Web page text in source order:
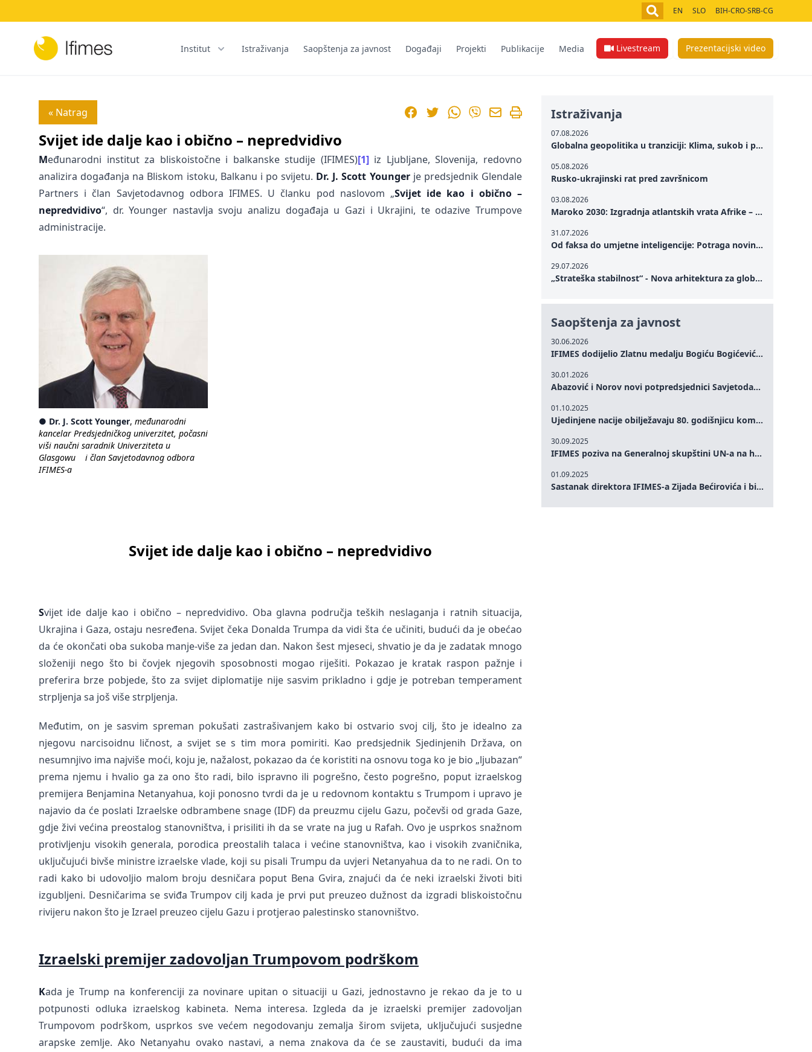
EN SLO BIH-CRO-SRB-CG
Institut Istraživanja Saopštenja za javnost Događaji Projekti Publikacije Media Livestream Prezentacijski video
« Natrag FacebookTwitterWhatsApp
Viber
Svijet ide dalje kao i obično – nepredvidivo
Međunarodni institut za bliskoistočne i balkanske studije (IFIMES)[1]iz Ljubljane, Slovenija, redovno
analizira događanja na Bliskom istoku, Balkanu i po svijetu. Dr. J. Scott Youngerje predsjednik Glendale
Partners i član Savjetodavnog odbora IFIMES. U članku pod naslovom „Svijet ide kao i obično –
nepredvidivo“, dr. Younger nastavlja svoju analizu događaja u Gazi i Ukrajini, te odazive Trumpove
administracije.
● Dr. J. Scott Younger, međunarodni
kancelar Predsjedničkog univerzitet, počasni
viši naučni saradnik Univerziteta u
Glasgowu i član Savjetodavnog odbora
IFIMES-a
Svijet ide dalje kao i obično – nepredvidivo
Svijet ide dalje kao i obično – nepredvidivo. Oba glavna područja teških neslaganja i ratnih situacija,
Ukrajina i Gaza, ostaju nesređena. Svijet čeka Donalda Trumpa da vidi šta će učiniti, budući da je obećao
da će okončati oba sukoba manje-više za jedan dan. Nakon šest mjeseci, shvatio je da je zadatak mnogo
složeniji nego što bi čovjek njegovih sposobnosti mogao riješiti. Pokazao je kratak raspon pažnje i
preferira brze pobjede, što za svijet diplomatije nije sasvim prikladno i gdje je potreban temperament
strpljenja sa još više strpljenja.
Međutim, on je sasvim spreman pokušati zastrašivanjem kako bi ostvario svoj cilj, što je idealno za
njegovu narcisoidnu ličnost, a svijet se s tim mora pomiriti. Kao predsjednik Sjedinjenih Država, on
nesumnjivo ima najviše moći, koju je, nažalost, pokazao da će koristiti na osnovu toga ko je bio „ljubazan“
prema njemu i hvalio ga za ono što radi, bilo ispravno ili pogrešno, često pogrešno, poput izraelskog
premijera Benjamina Netanyahua, koji ponosno tvrdi da je u redovnom kontaktu s Trumpom i upravo je
najavio da će poslati Izraelske odbrambene snage (IDF) da preuzmu cijelu Gazu, počevši od grada Gaze,
gdje živi većina preostalog stanovništva, i prisiliti ih da se vrate na jug u Rafah. Ovo je usprkos snažnom
protivljenju visokih generala, porodica preostalih talaca i većine stanovništva, kao i visokih zvaničnika,
uključujući bivše ministre izraelske vlade, koji su pisali Trumpu da uvjeri Netanyahua da to ne radi. On to
radi kako bi udovoljio malom broju desničara poput Bena Gvira, znajući da će neki izraelski životi biti
izgubljeni. Desničarima se sviđa Trumpov cilj kada je prvi put preuzeo dužnost da izgradi bliskoistočnu
rivijeru nakon što je Izrael preuzeo cijelu Gazu i protjerao palestinsko stanovništvo.
Izraelski premijer zadovoljan Trumpovom podrškom
Kada je Trump na konferenciji za novinare upitan o situaciji u Gazi, jednostavno je rekao da je to u
potpunosti odluka izraelskog kabineta. Nema interesa. Izgleda da je izraelski premijer zadovoljan
Trumpovom podrškom, usprkos sve većem negodovanju zemalja širom svijeta, uključujući susjedne
arapske zemlje. Ako Netanyahu ovako nastavi, a nema znakova da će se zaustaviti, budući da ima
Saopštenja za javnost
30.06.2026
IFIMES dodijelio Zlatnu medalju Bogiću Bogićeviću za izuzetan doprinos demokratskim vrijednostima i miru
30.01.2026
Abazović i Norov novi potpredsjednici Savjetodavnog odbora IFIMES-a
01.10.2025
Ujedinjene nacije obilježavaju 80. godišnjicu komemoracijom na visokom nivou: Eileen Dong predstavlja IFIMES u oblasti ženskog liderstva, unapređenja mira, pravde, rodne ravnopravnosti i održivog razvoja
30.09.2025
IFIMES poziva na Generalnoj skupštini UN-a na hitna ulaganja u mentalno zdravlje i sisteme njege proširene umjetnom inteligencijom
01.09.2025
Sastanak direktora IFIMES-a Zijada Bećirovića i bivšeg premijera Crne Gore Dritana Abazovića
Istraživanja
07.08.2026
Globalna geopolitika u tranziciji: Klima, sukob i potraga za mirom
05.08.2026
Rusko-ukrajinski rat pred završnicom
03.08.2026
Maroko 2030: Izgradnja atlantskih vrata Afrike – od Tangera u Mediteranu do novog geopolitičkog koridora
31.07.2026
Od faksa do umjetne inteligencije: Potraga novinarstva za istinom u digitalnom dobu
29.07.2026
„Strateška stabilnost“ - Nova arhitektura za globalnu saradnju